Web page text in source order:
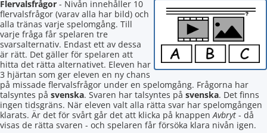
Flervalsfrågor - Nivån innehåller 10
flervalsfrågor (varav alla har bild) och
alla tränas varje spelomgång. Till
varje fråga får spelaren tre
svarsalternativ. Endast ett av dessa
är rätt. Det gäller för spelaren att
hitta det rätta alternativet. Eleven har
3 hjärtan som ger eleven en ny chans
på missade flervalsfrågor under en spelomgång. Frågorna har
talsyntes på svenska. Svaren har talsyntes på svenska. Det finns
ingen tidsgräns. När eleven valt alla rätta svar har spelomgången
klarats. Är det för svårt går det att klicka på knappenAvbryt - då
visas de rätta svaren - och spelaren får försöka klara nivån igen.